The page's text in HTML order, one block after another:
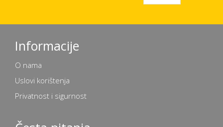
Informacije
O nama
Uslovi korištenja
Privatnost i sigurnost